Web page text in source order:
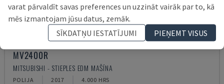
MV2400R
MITSUBISHI - STIEPLES EDM MAŠĪNA
POLIJA 2017 4.000 HRS
varat pārvaldīt savas preferences un uzzināt vairāk par to, kā
mēs izmantojam jūsu datus, zemāk.
SĪKDATŅU IESTATĪJUMI
PIEŅEMT VISUS